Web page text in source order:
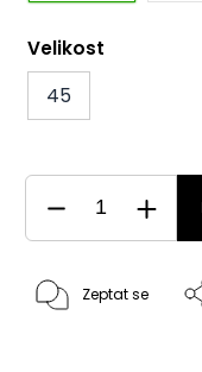
Velikost
45
Zeptat se